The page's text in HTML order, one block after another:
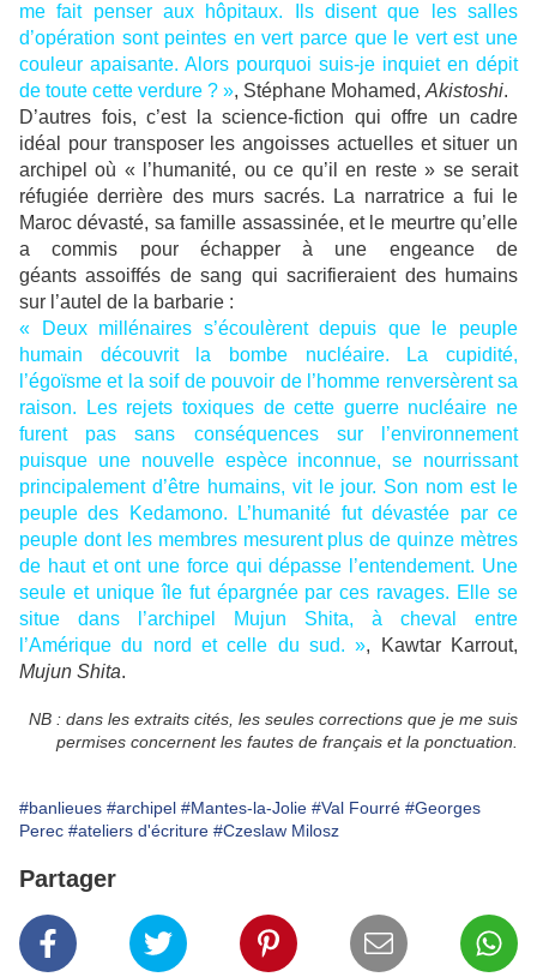
me fait penser aux hôpitaux. Ils disent que les salles
d’opération sont peintes en vert parce que le vert est une
couleur apaisante. Alors pourquoi suis-je inquiet en dépit
de toute cette verdure ? », Stéphane Mohamed, Akistoshi.
D’autres fois, c’est la science-fiction qui offre un cadre
idéal pour transposer les angoisses actuelles et situer un
archipel où « l’humanité, ou ce qu’il en reste » se serait
réfugiée derrière des murs sacrés. La narratrice a fui le
Maroc dévasté, sa famille assassinée, et le meurtre qu’elle
a commis pour échapper à une engeance de
géants assoiffés de sang qui sacrifieraient des humains
sur l’autel de la barbarie :
« Deux millénaires s’écoulèrent depuis que le peuple
humain découvrit la bombe nucléaire. La cupidité,
l’égoïsme et la soif de pouvoir de l’homme renversèrent sa
raison. Les rejets toxiques de cette guerre nucléaire ne
furent pas sans conséquences sur l’environnement
puisque une nouvelle espèce inconnue, se nourrissant
principalement d’être humains, vit le jour. Son nom est le
peuple des Kedamono. L’humanité fut dévastée par ce
peuple dont les membres mesurent plus de quinze mètres
de haut et ont une force qui dépasse l’entendement. Une
seule et unique île fut épargnée par ces ravages. Elle se
situe dans l’archipel Mujun Shita, à cheval entre
l’Amérique du nord et celle du sud. », Kawtar Karrout,
Mujun Shita.
NB : dans les extraits cités, les seules corrections que je me suis
permises concernent les fautes de français et la ponctuation.
#banlieues #archipel #Mantes-la-Jolie #Val Fourré #Georges
Perec #ateliers d'écriture #Czeslaw Milosz
Partager